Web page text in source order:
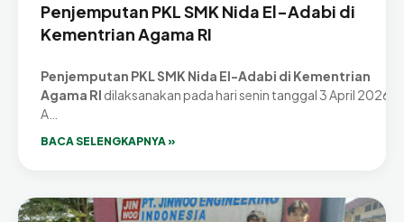
Penjemputan PKL SMK Nida El-Adabi di
Kementrian Agama RI
Penjemputan PKL SMK Nida El-Adabi di Kementrian
Agama RI dilaksanakan pada hari senin tanggal 3 April 2026.
A…
BACA SELENGKAPNYA »